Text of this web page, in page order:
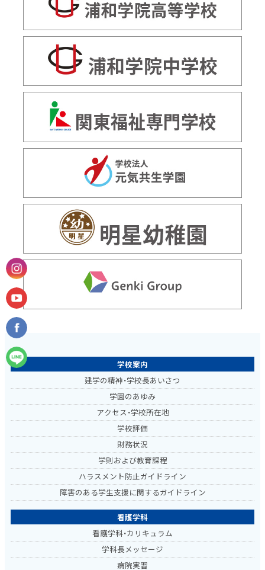
学校案内
建学の精神・学校長あいさつ
学園のあゆみ
アクセス・学校所在地
学校評価
財務状況
学則および教育課程
ハラスメント防止ガイドライン
障害のある学生支援に関するガイドライン
看護学科
看護学科・カリキュラム
学科長メッセージ
病院実習